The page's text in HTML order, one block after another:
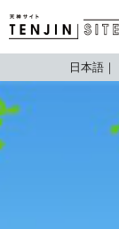
TENJIN SITE
日本語